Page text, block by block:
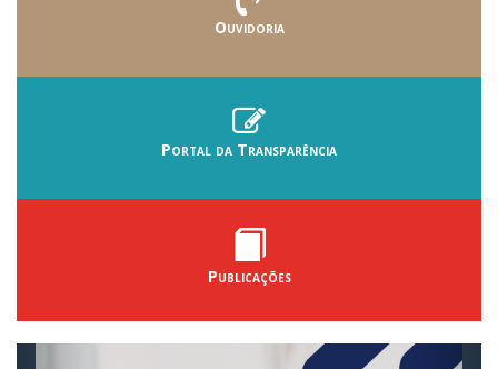
Ouvidoria
Portal da Transparência
Publicações